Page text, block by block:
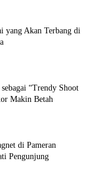
yang Akan Terbang di
“Trendy Shoot
Makin Betah
di Pameran
Pengunjung